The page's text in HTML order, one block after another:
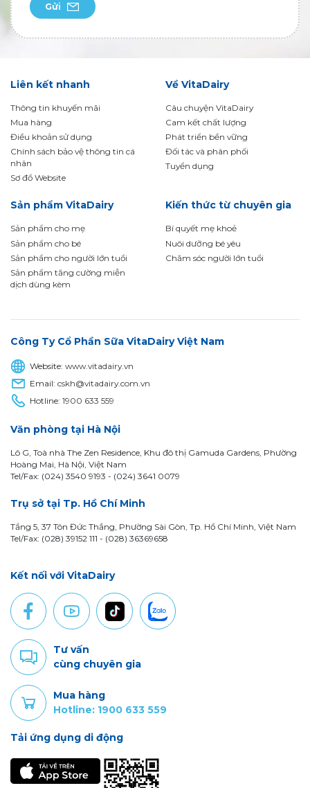
Gửi
Liên kết nhanh
Thông tin khuyến mãi
Mua hàng
Điều khoản sử dụng
Chính sách bảo vệ thông tin cá
nhân
Sơ đồ Website
Về VitaDairy
Câu chuyện VitaDairy
Cam kết chất lượng
Phát triển bền vững
Đối tác và phân phối
Tuyển dụng
Sản phẩm VitaDairy
Sản phẩm cho mẹ
Sản phẩm cho bé
Sản phẩm cho người lớn tuổi
Sản phẩm tăng cường miễn
dịch dùng kèm
Kiến thức từ chuyên gia
Bí quyết mẹ khoẻ
Nuôi dưỡng bé yêu
Chăm sóc người lớn tuổi
Công Ty Cổ Phần Sữa VitaDairy Việt Nam
Website:www.vitadairy.vn
Email:cskh@vitadairy.com.vn
Hotline:1900 633 559
Văn phòng tại Hà Nội
Lô G, Toà nhà The Zen Residence, Khu đô thị Gamuda Gardens, Phường
Hoàng Mai, Hà Nội, Việt Nam
Tel/Fax: (024) 3540 9193 - (024) 3641 0079
Trụ sở tại Tp. Hồ Chí Minh
Tầng 5, 37 Tôn Đức Thắng, Phường Sài Gòn, Tp. Hồ Chí Minh, Việt Nam
Tel/Fax: (028) 39152 111 - (028) 36369658
Kết nối với VitaDairy
Tư vấn
cùng chuyên gia
Mua hàng
Hotline: 1900 633 559
Tải ứng dụng di động